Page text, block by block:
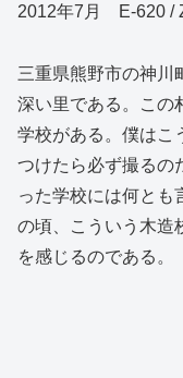
2012年7月 E-620 /
三重県熊野市の神川
深い里である。この
学校がある。僕はこ
つけたら必ず撮るの
った学校には何とも
の頃、こういう木造
を感じるのである。